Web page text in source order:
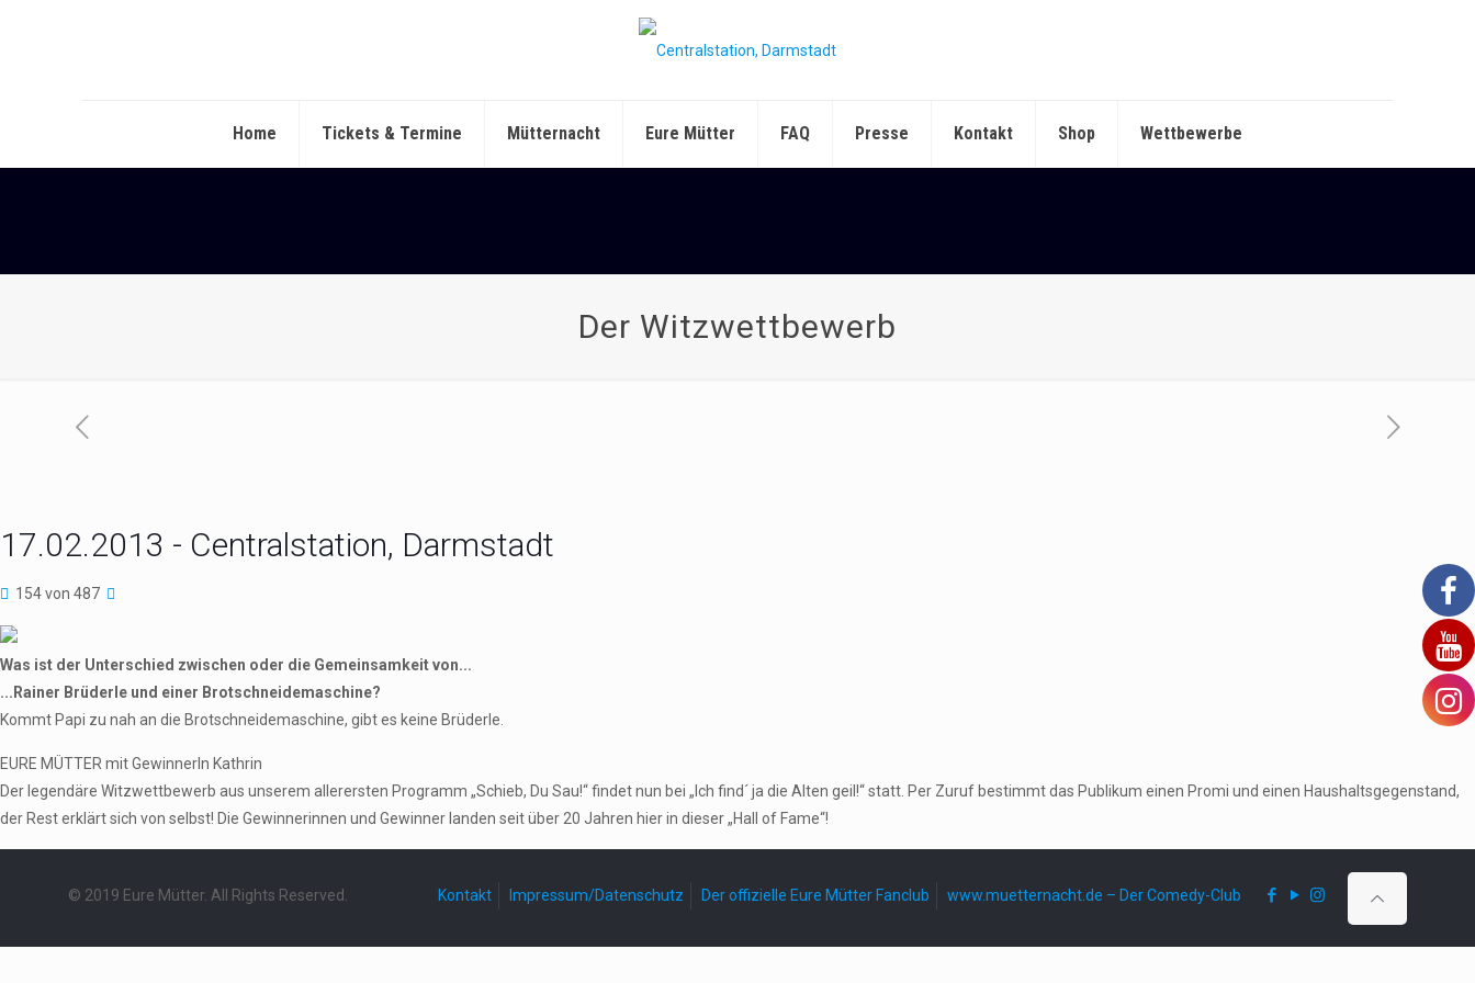
Home Tickets & Termine Mütternacht Eure Mütter FAQ Presse Kontakt Shop Wettbewerbe
Der Witzwettbewerb
17.02.2013 - Centralstation, Darmstadt
154 von 487
Was ist der Unterschied zwischen oder die Gemeinsamkeit von...
...Rainer Brüderle und einer Brotschneidemaschine?
Kommt Papi zu nah an die Brotschneidemaschine, gibt es keine Brüderle.
EURE MÜTTER mit GewinnerIn Kathrin
Der legendäre Witzwettbewerb aus unserem allerersten Programm „Schieb, Du Sau!“ findet nun bei „Ich find´ ja die Alten geil!“ statt. Per Zuruf bestimmt das Publikum einen Promi und einen Haushaltsgegenstand,
der Rest erklärt sich von selbst! Die Gewinnerinnen und Gewinner landen seit über 20 Jahren hier in dieser „Hall of Fame“!
© 2019 Eure Mütter. All Rights Reserved. Kontakt Impressum/Datenschutz Der offizielle Eure Mütter Fanclub www.muetternacht.de – Der Comedy-Club